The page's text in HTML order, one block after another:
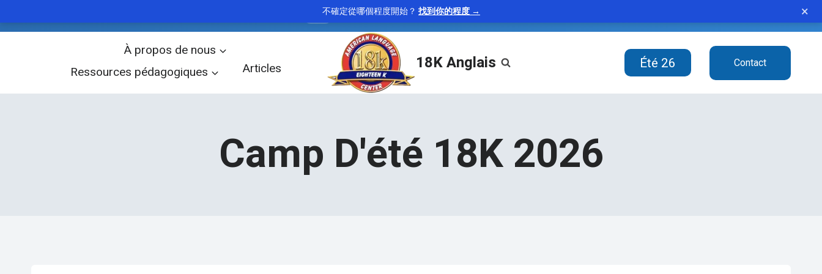
不確定從哪個程度開始？ 找到你的程度 → ×
verb —to clear of blame or suspicion“The new evidence vindicated the accused man.”
À propos de nous
Ressources pédagogiques
Articles 18K Anglais Été 26 Contact
Camp D'été 18K 2026